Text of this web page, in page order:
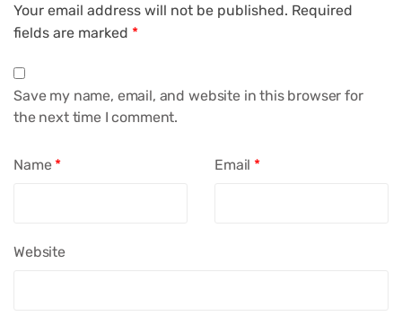
Your email address will not be published. Required
fields are marked *
Name * Email *
Website
Save my name, email, and website in this browser for
the next time I comment.